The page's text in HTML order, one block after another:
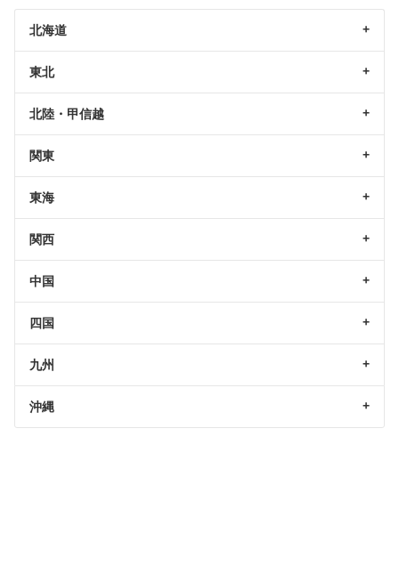
北海道
東北
北陸・甲信越
関東
東海
関西
中国
四国
九州
沖縄